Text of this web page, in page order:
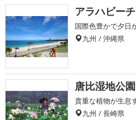
アラハビーチ
国際色豊かで夕日
九州 / 沖縄県
唐比湿地公園
貴重な植物が生息
九州 / 長崎県